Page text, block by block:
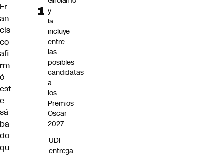
Fr
an
cis
co
afi
rm
ó
est
e
sá
ba
do
qu
y
la
incluye
entre
las
posibles
candidatas
a
los
Premios
Oscar
2027
UDI
entrega